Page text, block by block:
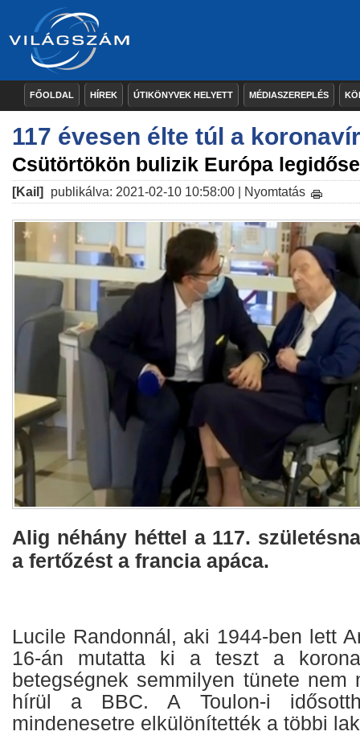
FŐOLDAL HÍREK ÚTIKÖNYVEK HELYETT MÉDIASZEREPLÉS
117 évesen élte túl a
Csütörtökön bulizik Európa
[Kail] publikálva: 2021-02-10 10:58:00 | Nyomtatás
Alig néhány héttel a 117.
a fertőzést a francia apáca.
Lucile Randonnál, aki 1944-ben lett
16-án mutatta ki a teszt a
betegségnek semmilyen tünete nem
hírül a BBC. A Toulon-i
mindenesetre elkülönítették a többi